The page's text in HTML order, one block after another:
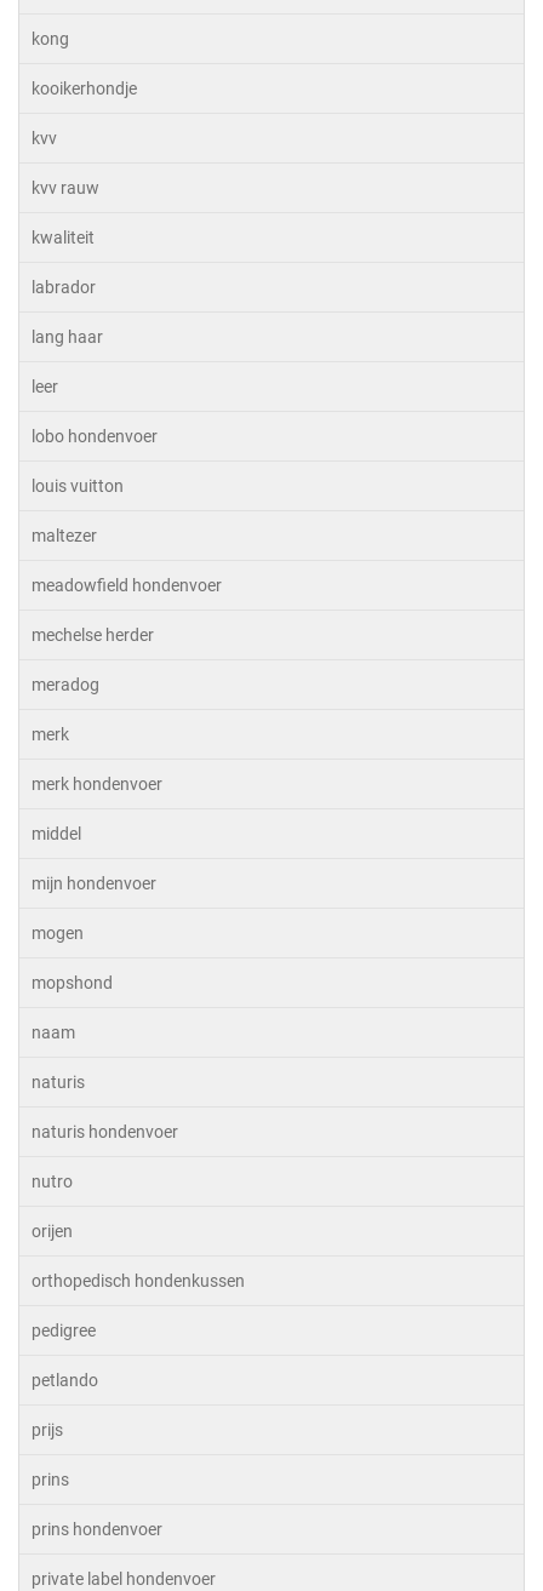
kong
kooikerhondje
kvv
kvv rauw
kwaliteit
labrador
lang haar
leer
lobo hondenvoer
louis vuitton
maltezer
meadowfield hondenvoer
mechelse herder
meradog
merk
merk hondenvoer
middel
mijn hondenvoer
mogen
mopshond
naam
naturis
naturis hondenvoer
nutro
orijen
orthopedisch hondenkussen
pedigree
petlando
prijs
prins
prins hondenvoer
private label hondenvoer